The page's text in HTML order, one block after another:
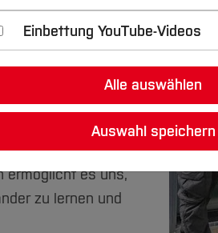
Projekte
Hochschule“
Transformation
nicht nur
Yong Becker,
ermöglicht es uns,
zu lernen und
Einbettung YouTube-Videos
Alle auswählen
Auswahl speichern